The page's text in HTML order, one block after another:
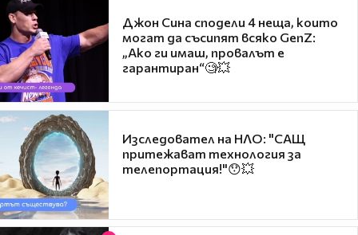
Джон Сина сподели 4 неща, които
могат да съсипят всяко GenZ:
„Ако ги имаш, провалът е
гарантиран“🧐💥
Изследовател на НЛО: "САЩ
притежават технология за
телепортация!"😯💥